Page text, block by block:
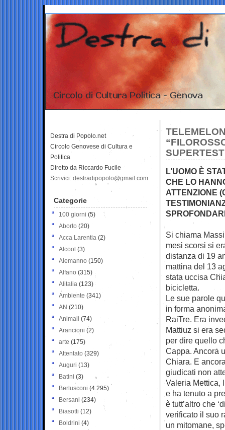
L’UOMO È
CHE LO
ATTENZIONE
Si chiama
mesi scorsi si
distanza di 19
mattina del 13
stata uccisa
bicicletta.
Le sue parole
in forma
RaiTre. Era
Mattiuz si era
per dire quello
Cappa. Ancora
Chiara. E
giudicati non
Valeria Mettica,
e ha tenuto a
è tutt’altro che
verificato il suo
un mitomane,
Destra di Popolo.net
Circolo Genovese di Cultura e
Politica
Diretto da Riccardo Fucile
Scrivici: destradipopolo@gmail.com
Categorie
100 giorni (5)
Aborto (20)
Acca Larentia (2)
Alcool (3)
Alemanno (150)
Alfano (315)
Alitalia (123)
Ambiente (341)
AN (210)
Animali (74)
Arancioni (2)
arte (175)
Attentato (329)
Auguri (13)
Batini (3)
Berlusconi (4.295)
Bersani (234)
Biasotti (12)
Boldrini (4)